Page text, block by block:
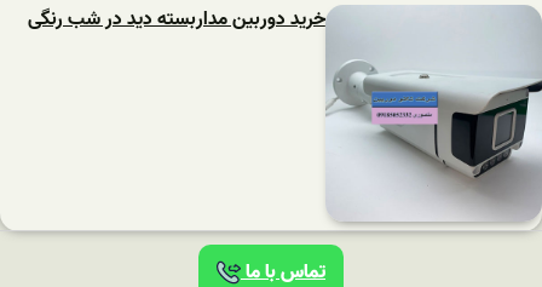
خرید دوربین مداربسته دید در شب رنگی
تماس با ما